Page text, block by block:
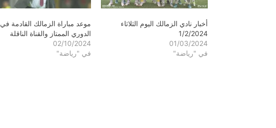
أخبار نادي الزمالك اليوم الثلاثاء
1/2/2024
01/03/2024
في "رياضة"
موعد مباراة الزمالك القادمة في
الدوري الممتاز والقناة الناقلة
02/10/2024
في "رياضة"